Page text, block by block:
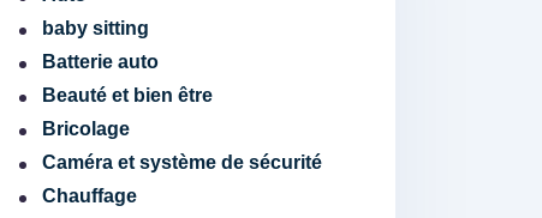
baby sitting
Batterie auto
Beauté et bien être
Bricolage
Caméra et système de sécurité
Chauffage